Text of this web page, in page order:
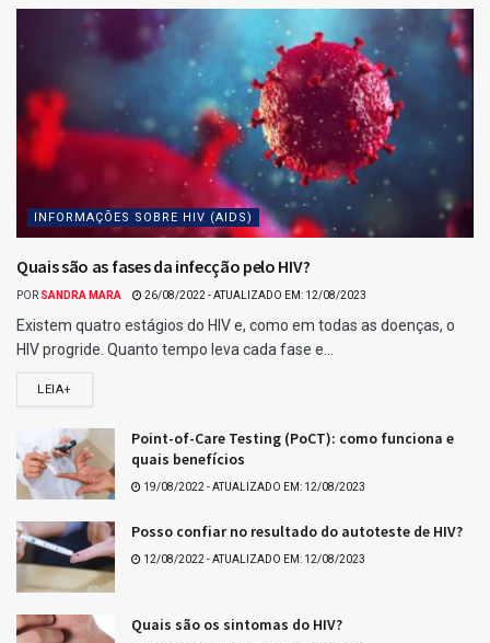
INFORMAÇÕES SOBRE HIV (AIDS)
Quais são as fases da infecção pelo HIV?
POR SANDRA MARA 26/08/2022 - ATUALIZADO EM: 12/08/2023
Existem quatro estágios do HIV e, como em todas as doenças, o
HIV progride. Quanto tempo leva cada fase e...
LEIA+
Point-of-Care Testing (PoCT): como funciona e
quais benefícios
19/08/2022 - ATUALIZADO EM: 12/08/2023
Posso confiar no resultado do autoteste de HIV?
12/08/2022 - ATUALIZADO EM: 12/08/2023
Quais são os sintomas do HIV?